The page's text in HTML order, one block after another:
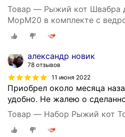
Товар — Рыжий кот Швабра
MopM20 в комплекте с
александр новик
78 отзывов
11 июня 2022
Приобрел около месяца
удобно. Не жалею о
Товар — Набор Рыжий кот